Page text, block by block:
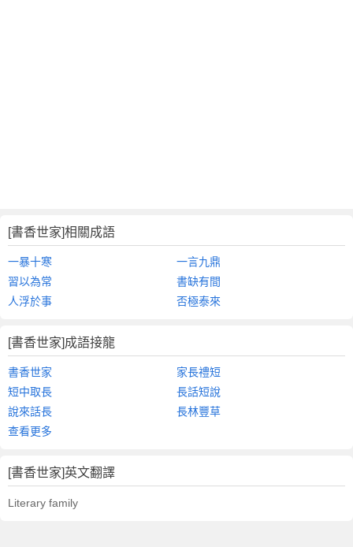
[書香世家]相關成語
一暴十寒
一言九鼎
習以為常
書缺有間
人浮於事
否極泰來
[書香世家]成語接龍
書香世家
家長禮短
短中取長
長話短說
說來話長
長林豐草
查看更多
[書香世家]英文翻譯
Literary family